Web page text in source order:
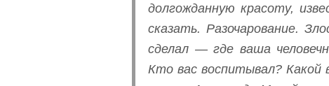
долгожданную красоту,
сказать. Разочарование.
сделал — где ваша
Кто вас воспитывал?